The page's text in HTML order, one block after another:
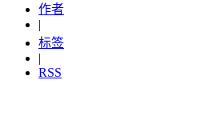
作者
|
标签
|
RSS